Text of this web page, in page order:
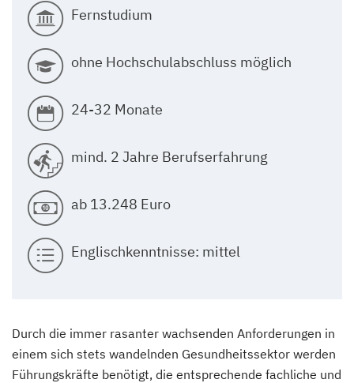
Fernstudium
ohne Hochschulabschluss möglich
24-32 Monate
mind. 2 Jahre Berufserfahrung
ab 13.248 Euro
Englischkenntnisse: mittel
Durch die immer rasanter wachsenden Anforderungen in
einem sich stets wandelnden Gesundheitssektor werden
Führungskräfte benötigt, die entsprechende fachliche und